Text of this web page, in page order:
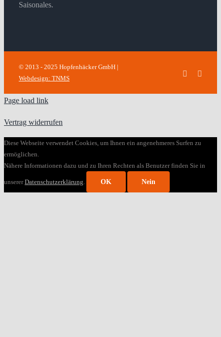
Saisonales.
© 2013 - 2025 Hopfenhäcker GmbH |
Webdesign: TNMS
Facebook
Page load link
Vertrag widerrufen
Diese Webseite verwendet Cookies, um Ihnen ein angenehmeres Surfen zu
ermöglichen.
Nähere Informationen dazu und zu Ihren Rechten als Benutzer finden Sie in
unsererDatenschutzerklärung. OK Nein